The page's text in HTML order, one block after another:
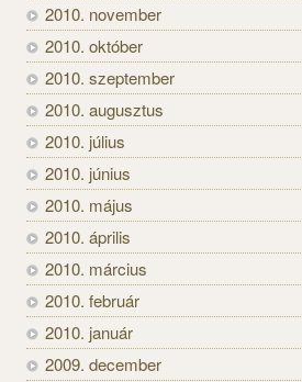
2010. november
2010. október
2010. szeptember
2010. augusztus
2010. július
2010. június
2010. május
2010. április
2010. március
2010. február
2010. január
2009. december